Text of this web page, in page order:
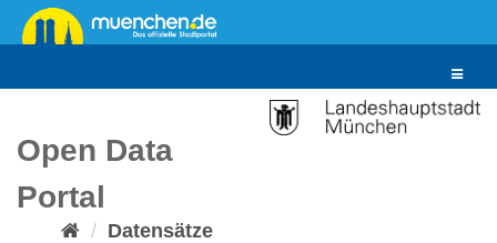
Überspringen
zum
Toggle
Open Data
Portal
Datensätze